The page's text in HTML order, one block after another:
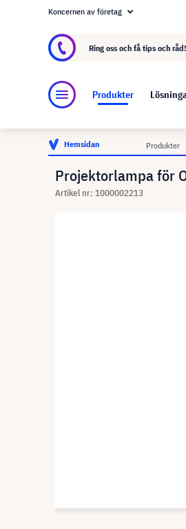
Om visunext.se
Koncernen av företag
Ring oss och få tips och råd!
Produkter
Hemsidan Produkter
Projektorlampa för
Artikel nr: 1000002213